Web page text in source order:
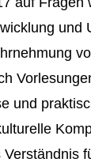
und
und
Verständnis